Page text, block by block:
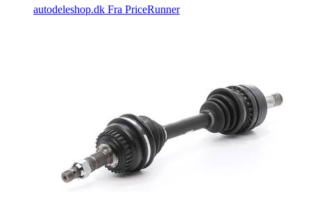
autodeleshop.dk Fra PriceRunner